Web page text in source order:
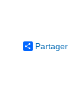
Partager